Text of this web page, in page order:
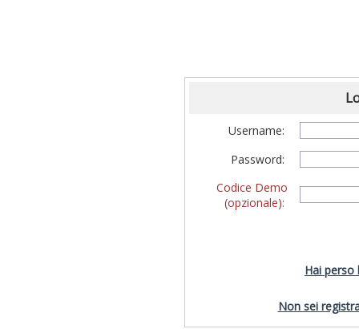
Username:
Password:
Codice Demo
(opzionale):
Hai perso
Non sei